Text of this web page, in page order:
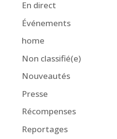
En direct
Événements
home
Non classifié(e)
Nouveautés
Presse
Récompenses
Reportages